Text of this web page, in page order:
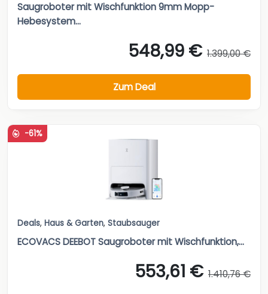
Saugroboter mit Wischfunktion 9mm Mopp-
Hebesystem...
548,99 € 1.399,00 €
Zum Deal
-61%
Deals, Haus & Garten, Staubsauger
ECOVACS DEEBOT Saugroboter mit Wischfunktion,...
553,61 € 1.410,76 €